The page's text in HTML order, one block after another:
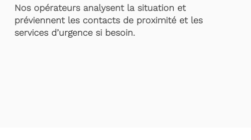
Nos opérateurs analysent la situation et
préviennent les contacts de proximité et les
services d’urgence si besoin.